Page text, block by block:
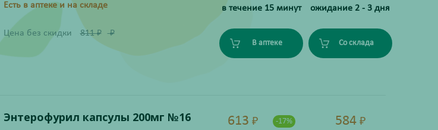
Есть в аптеке и на складе
Цена без скидки 811₽ ₽
в течение 15 минут
В аптеке
ожидание 2 - 3 дня
Со склада
Энтерофурил капсулы 200мг №16 613 ₽ -17% 584 ₽